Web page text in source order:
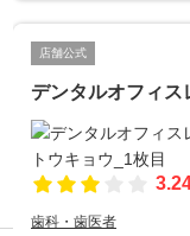
店舗公式
デンタルオフィス
歯科・歯医者